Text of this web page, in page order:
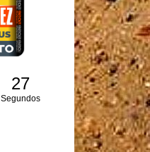
26
Segundos